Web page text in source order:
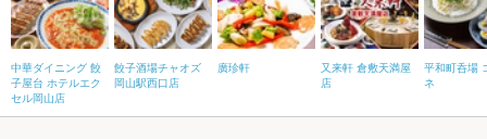
中華ダイニング 餃
子屋台 ホテルエク
セル岡山店
餃子酒場チャオズ
岡山駅西口店
廣珍軒
又来軒 倉敷天満屋
店
平和町呑場
ネ